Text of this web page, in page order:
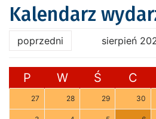
Kalendarz
poprzedni sierpień
P W Ś C
27 28 29 30